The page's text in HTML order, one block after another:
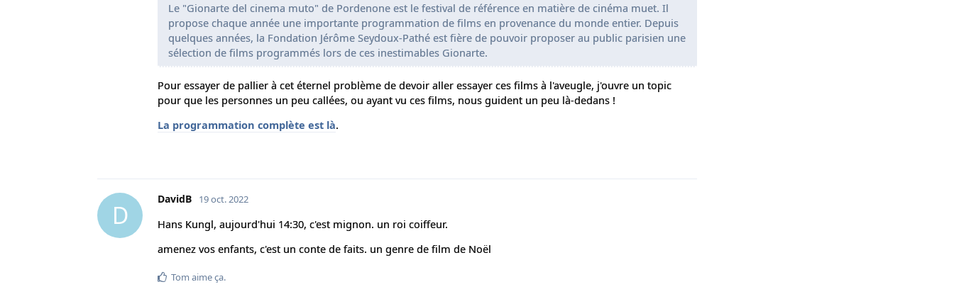
Le "Gionarte del cinema muto" de Pordenone est le festival de référence en matière de cinéma muet. Il
propose chaque année une importante programmation de films en provenance du monde entier. Depuis
quelques années, la Fondation Jérôme Seydoux-Pathé est fière de pouvoir proposer au public parisien une
sélection de films programmés lors de ces inestimables Gionarte.
Pour essayer de pallier à cet éternel problème de devoir aller essayer ces films à l'aveugle, j'ouvre un topic
pour que les personnes un peu callées, ou ayant vu ces films, nous guident un peu là-dedans !
La programmation complète est là.
D
DavidB 19 oct. 2022
Hans Kungl, aujourd'hui 14:30, c'est mignon. un roi coiffeur.
amenez vos enfants, c'est un conte de faits. un genre de film de Noël
Tom aime ça.